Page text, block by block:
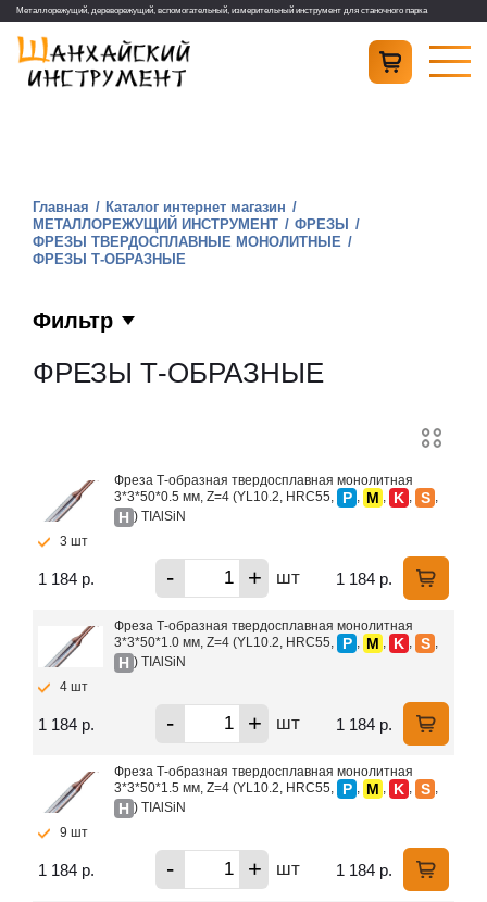
Металлорежущий, дереворежущий, вспомогательный, измерительный инструмент для станочного парка
Главная
Каталог интернет магазин
МЕТАЛЛОРЕЖУЩИЙ ИНСТРУМЕНТ
ФРЕЗЫ
ФРЕЗЫ ТВЕРДОСПЛАВНЫЕ МОНОЛИТНЫЕ
ФРЕЗЫ Т-ОБРАЗНЫЕ
Фильтр
ФРЕЗЫ Т-ОБРАЗНЫЕ
Фреза Т-образная твердосплавная монолитная
3*3*50*0.5 мм, Z=4 (YL10.2, HRC55,
P , M , K , S ,
H ) TIAlSiN
3 шт
1 184 р. - + шт 1 184 р.
Фреза Т-образная твердосплавная монолитная
3*3*50*1.0 мм, Z=4 (YL10.2, HRC55,
P , M , K , S ,
H ) TIAlSiN
4 шт
1 184 р. - + шт 1 184 р.
Фреза Т-образная твердосплавная монолитная
3*3*50*1.5 мм, Z=4 (YL10.2, HRC55,
P , M , K , S ,
H ) TIAlSiN
9 шт
1 184 р. - + шт 1 184 р.